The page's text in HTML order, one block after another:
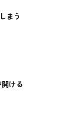
まう
ける